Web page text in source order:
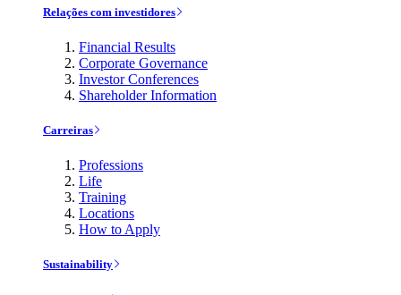
Relações com investidores
Financial Results
Corporate Governance
Investor Conferences
Shareholder Information
Carreiras
Professions
Life
Training
Locations
How to Apply
Sustainability